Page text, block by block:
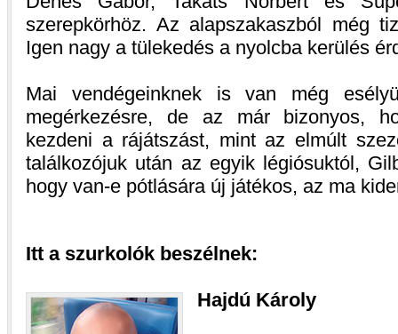
szerepkörhöz. Az alapszakaszból még
Igen nagy a tülekedés a nyolcba kerülés
Mai vendégeinknek is van még
megérkezésre, de az már bizonyos,
kezdeni a rájátszást, mint az elmúlt
találkozójuk után az egyik légiósuktól,
hogy van-e pótlására új játékos, az ma
Itt a szurkolók beszélnek:
Hajdú Károly